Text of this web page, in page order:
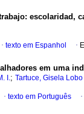
escolaridad,
· texto em Espanhol ·
em uma
I.; Tartuce, Gisela Lobo
· texto em Português ·